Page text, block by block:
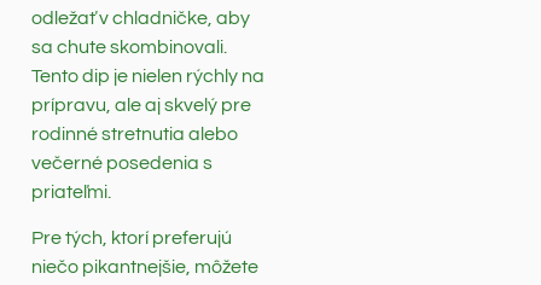
odležať v chladničke, aby
sa chute skombinovali.
Tento dip je nielen rýchly na
prípravu, ale aj skvelý pre
rodinné stretnutia alebo
večerné posedenia s
priateľmi.
Pre tých, ktorí preferujú
niečo pikantnejšie, môžete